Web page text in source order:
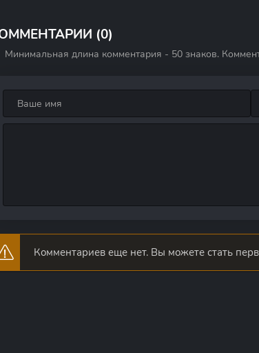
(0)
Минимальная длина комментария - 50 знаков.
Комментариев еще нет. Вы можете стать